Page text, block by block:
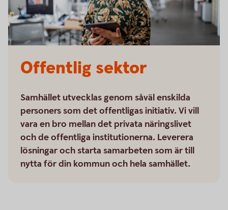
Offentlig sektor
Samhället utvecklas genom såväl enskilda
personers som det offentligas initiativ. Vi vill
vara en bro mellan det privata näringslivet
och de offentliga institutionerna. Leverera
lösningar och starta samarbeten som är till
nytta för din kommun och hela samhället.